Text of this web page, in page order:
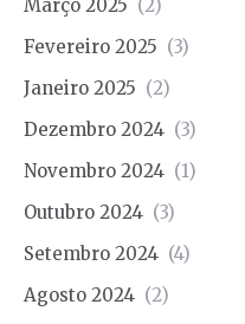
Março 2025 (2)
Fevereiro 2025 (3)
Janeiro 2025 (2)
Dezembro 2024 (3)
Novembro 2024 (1)
Outubro 2024 (3)
Setembro 2024 (4)
Agosto 2024 (2)